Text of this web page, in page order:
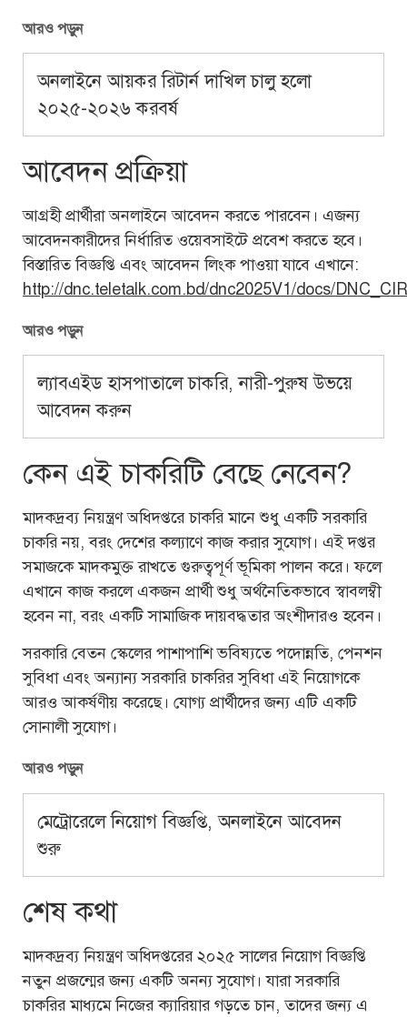
আরও পড়ুন
অনলাইনে আয়কর রিটার্ন দাখিল চালু হলো
২০২৫-২০২৬ করবর্ষ
আবেদন প্রক্রিয়া
আগ্রহী প্রার্থীরা অনলাইনে আবেদন করতে পারবেন। এজন্য
আবেদনকারীদের নির্ধারিত ওয়েবসাইটে প্রবেশ করতে হবে।
বিস্তারিত বিজ্ঞপ্তি এবং আবেদন লিংক পাওয়া যাবে এখানে:
http://dnc.teletalk.com.bd/dnc2025V1/docs/
আরও পড়ুন
ল্যাবএইড হাসপাতালে চাকরি, নারী-পুরুষ উভয়ে
আবেদন করুন
কেন এই চাকরিটি বেছে নেবেন?
মাদকদ্রব্য নিয়ন্ত্রণ অধিদপ্তরে চাকরি মানে শুধু একটি সরকারি
চাকরি নয়, বরং দেশের কল্যাণে কাজ করার সুযোগ। এই দপ্তর
সমাজকে মাদকমুক্ত রাখতে গুরুত্বপূর্ণ ভূমিকা পালন করে। ফলে
এখানে কাজ করলে একজন প্রার্থী শুধু অর্থনৈতিকভাবে স্বাবলম্বী
হবেন না, বরং একটি সামাজিক দায়বদ্ধতার অংশীদারও হবেন।
সরকারি বেতন স্কেলের পাশাপাশি ভবিষ্যতে পদোন্নতি, পেনশন
সুবিধা এবং অন্যান্য সরকারি চাকরির সুবিধা এই নিয়োগকে
আরও আকর্ষণীয় করেছে। যোগ্য প্রার্থীদের জন্য এটি একটি
সোনালী সুযোগ।
আরও পড়ুন
মেট্রোরেলে নিয়োগ বিজ্ঞপ্তি, অনলাইনে আবেদন
শুরু
শেষ কথা
মাদকদ্রব্য নিয়ন্ত্রণ অধিদপ্তরের ২০২৫ সালের নিয়োগ বিজ্ঞপ্তি
নতুন প্রজন্মের জন্য একটি অনন্য সুযোগ। যারা সরকারি
চাকরির মাধ্যমে নিজের ক্যারিয়ার গড়তে চান, তাদের জন্য এ